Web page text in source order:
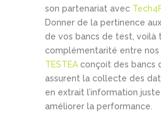
son partenariat avec
Donner de la pertinence
de vos bancs de test, voilà
complémentarité entre nos
TESTEA conçoit des bancs
assurent la collecte des
en extrait l’information
améliorer la performance.